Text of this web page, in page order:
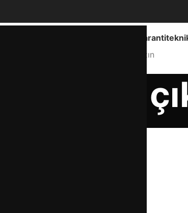
Bize Yazın
kirli